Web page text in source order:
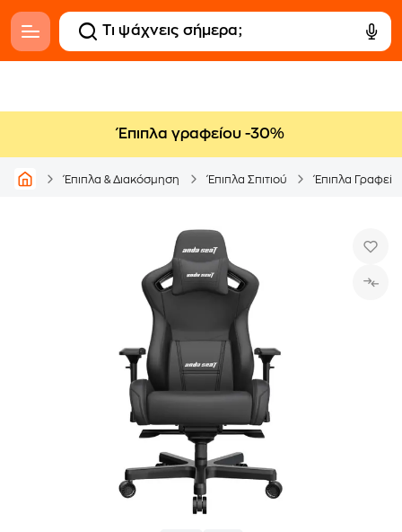
Έπιπλα γραφείου -30%
Έπιπλα & Διακόσμηση Έπιπλα Σπιτιού Έπιπλα